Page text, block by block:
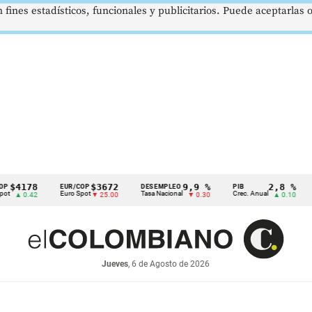
EUR/COP
Euro Spot
$3672
▼ 25.00
DESEMPLEO
Tasa Nacional
9,9 %
▼ 0.30
PIB
Crec. Anual
2,8 %
▲ 0.10
TRM
Tasa
Jueves, 6 de Agosto de 2026
estadísticos, funcionales y publicitarios. Puede aceptarlas